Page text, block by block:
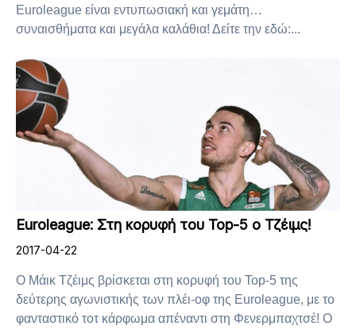
Euroleague είναι εντυπωσιακή και γεμάτη…
συναισθήματα και μεγάλα καλάθια! Δείτε την εδώ:...
Euroleague: Στη κορυφή του Top-5 ο Τζέιμς!
2017-04-22
Ο Μάικ Τζέιμς βρίσκεται στη κορυφή του Top-5 της
δεύτερης αγωνιστικής των πλέι-οφ της Euroleague, με το
φανταστικό τοτ κάρφωμα απέναντι στη Φενερμπαχτσέ! Ο